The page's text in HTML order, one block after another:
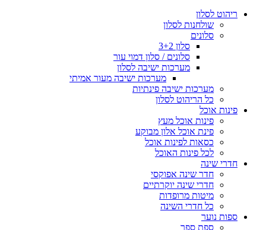
ריהוט לסלון
שולחנות לסלון
סלונים
סלון 3+2
סלונים / סלון דמוי עור
מערכות ישיבה לסלון
מערכות ישיבה מעור אמיתי
מערכות ישיבה פינתיות
כל הריהוט לסלון
פינות אוכל
פינות אוכל מעץ
פינת אוכל אלון מבוקע
כסאות לפינות אוכל
לכל פינות האוכל
חדרי שינה
חדר שינה אפוקסי
חדרי שינה יוקרתיים
מיטות מרופדות
כל חדרי השינה
ספות נוער
ספת ספר